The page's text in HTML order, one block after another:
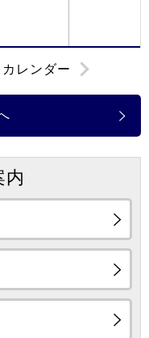
レンダー
内